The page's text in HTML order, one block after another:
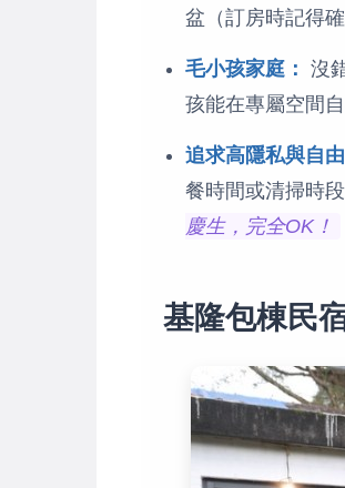
盆（訂房時記得
毛小孩家庭： 沒
孩能在專屬空間
追求高隱私與自由
餐時間或清掃時
慶生，完全OK！
基隆包棟民